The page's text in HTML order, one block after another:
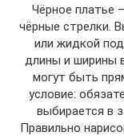
Чёрное платье
чёрные стрелки.
или жидкой
длины и ширины
могут быть
условие:
выбирается в
Правильно